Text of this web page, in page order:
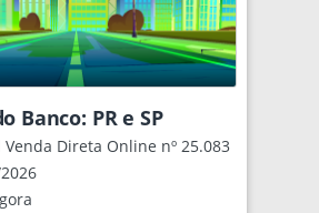
Banco: PR e SP
Direta Online nº 25.083